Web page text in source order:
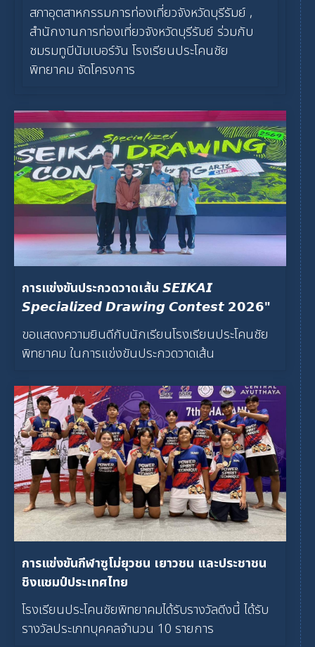
สภาอุตสาหกรรมการท่องเที่ยวจังหวัดบุรีรัมย์ ,
สำนักงานการท่องเที่ยวจังหวัดบุรีรัมย์ ร่วมกับ
ชมรมทูบีนัมเบอร์วัน โรงเรียนประโคนชัย
พิทยาคม จัดโครงการ
การแข่งขันประกวดวาดเส้น 𝙎𝙀𝙄𝙆𝘼𝙄
𝙎𝙥𝙚𝙘𝙞𝙖𝙡𝙞𝙯𝙚𝙙 𝘿𝙧𝙖𝙬𝙞𝙣𝙜 𝘾𝙤𝙣𝙩𝙚𝙨𝙩 𝟮𝟬𝟮𝟲"
ขอแสดงความยินดีกับนักเรียนโรงเรียนประโคนชัย
พิทยาคม ในการแข่งขันประกวดวาดเส้น
การแข่งขันกีฬาซูโม่ยุวชน เยาวชน และประชาชน
ชิงแชมป์ประเทศไทย
โรงเรียนประโคนชัยพิทยาคมได้รับรางวัลดีงนี้ ได้รับ
รางวัลประเภทบุคคลจำนวน 10 รายการ